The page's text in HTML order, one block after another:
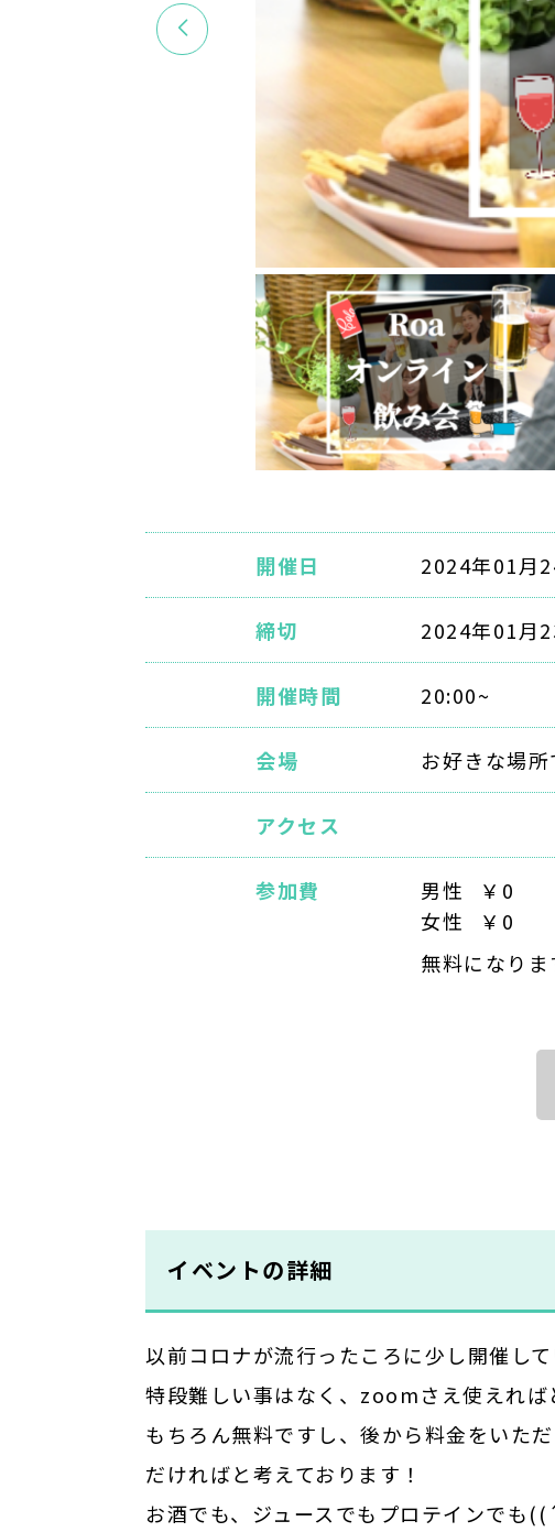
開催日 2024年01月
締切 2024年01月
開催時間 20:00~
会場 お好きな場
アクセス
参加費 男性
￥0
女性
￥0
無料になりま
イベントの詳細
以前コロナが流行ったころに少し開催し
特段難しい事はなく、zoomさえ使えれ
もちろん無料ですし、後から料金をいた
だければと考えております！
お酒でも、ジュースでもプロテインでも